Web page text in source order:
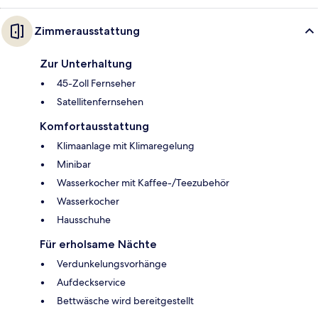
Zimmerausstattung
Zur Unterhaltung
45-Zoll Fernseher
Satellitenfernsehen
Komfortausstattung
Klimaanlage mit Klimaregelung
Minibar
Wasserkocher mit Kaffee-/Teezubehör
Wasserkocher
Hausschuhe
Für erholsame Nächte
Verdunkelungsvorhänge
Aufdeckservice
Bettwäsche wird bereitgestellt